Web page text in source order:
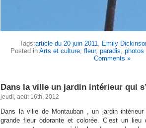
Tags:article du 20 juin 2011
Emily
Posted in Arts et culture fleur, paradis photos
Comments »
Dans la ville un jardin intérieur qui
jeudi, août 16th, 2012
Dans la ville de Montauban , un jardin
grande fleur odorante et colorée. C’est un